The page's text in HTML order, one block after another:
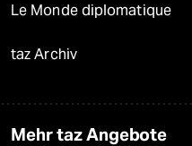
Le Monde diplomatique
taz Archiv
Mehr taz Angebote